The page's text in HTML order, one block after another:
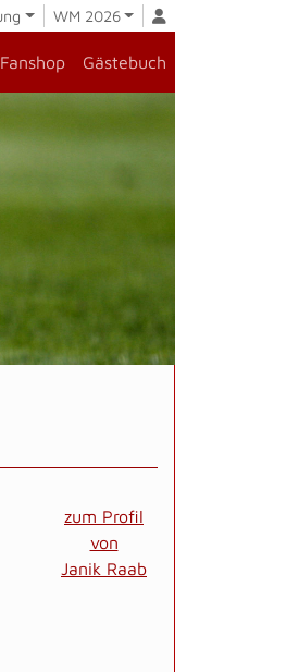
WM 2026
Fanshop Gästebuch
zum Profil
von
Janik Raab